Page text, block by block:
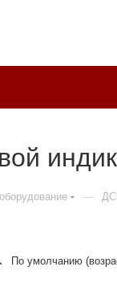
—
По умолчанию